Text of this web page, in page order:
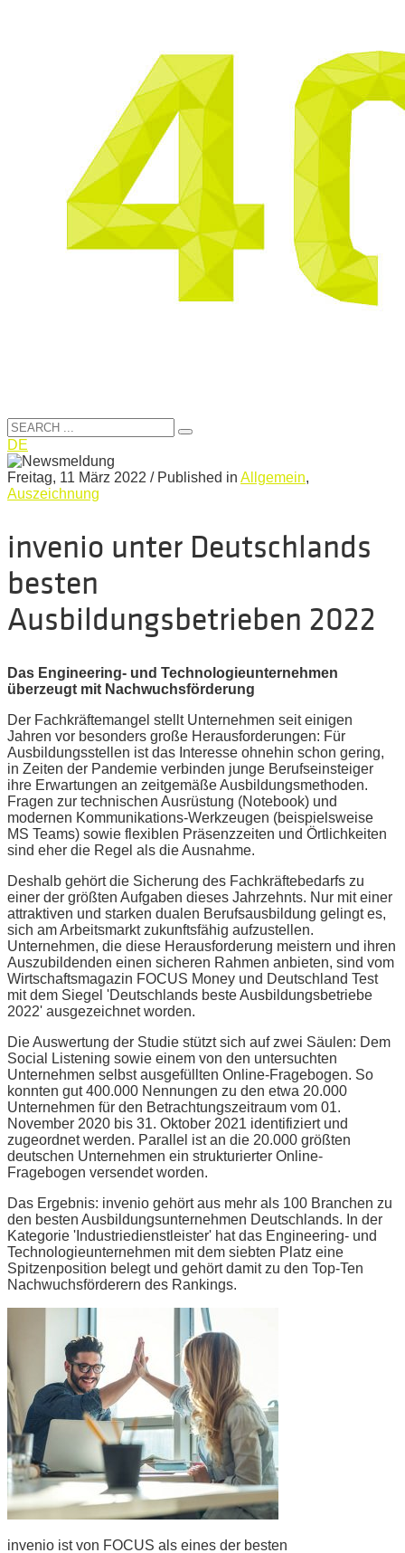
DE
Freitag, 11 März 2022 / Published in Allgemein,
Auszeichnung
invenio unter Deutschlands
besten
Ausbildungsbetrieben 2022
Das Engineering- und Technologieunternehmen
überzeugt mit Nachwuchsförderung
Der Fachkräftemangel stellt Unternehmen seit einigen
Jahren vor besonders große Herausforderungen: Für
Ausbildungsstellen ist das Interesse ohnehin schon gering,
in Zeiten der Pandemie verbinden junge Berufseinsteiger
ihre Erwartungen an zeitgemäße Ausbildungsmethoden.
Fragen zur technischen Ausrüstung (Notebook) und
modernen Kommunikations-Werkzeugen (beispielsweise
MS Teams) sowie flexiblen Präsenzzeiten und Örtlichkeiten
sind eher die Regel als die Ausnahme.
Deshalb gehört die Sicherung des Fachkräftebedarfs zu
einer der größten Aufgaben dieses Jahrzehnts. Nur mit einer
attraktiven und starken dualen Berufsausbildung gelingt es,
sich am Arbeitsmarkt zukunftsfähig aufzustellen.
Unternehmen, die diese Herausforderung meistern und ihren
Auszubildenden einen sicheren Rahmen anbieten, sind vom
Wirtschaftsmagazin FOCUS Money und Deutschland Test
mit dem Siegel 'Deutschlands beste Ausbildungsbetriebe
2022' ausgezeichnet worden.
Die Auswertung der Studie stützt sich auf zwei Säulen: Dem
Social Listening sowie einem von den untersuchten
Unternehmen selbst ausgefüllten Online-Fragebogen. So
konnten gut 400.000 Nennungen zu den etwa 20.000
Unternehmen für den Betrachtungszeitraum vom 01.
November 2020 bis 31. Oktober 2021 identifiziert und
zugeordnet werden. Parallel ist an die 20.000 größten
deutschen Unternehmen ein strukturierter Online-
Fragebogen versendet worden.
Das Ergebnis: invenio gehört aus mehr als 100 Branchen zu
den besten Ausbildungsunternehmen Deutschlands. In der
Kategorie 'Industriedienstleister' hat das Engineering- und
Technologieunternehmen mit dem siebten Platz eine
Spitzenposition belegt und gehört damit zu den Top-Ten
Nachwuchsförderern des Rankings.
invenio ist von FOCUS als eines der besten